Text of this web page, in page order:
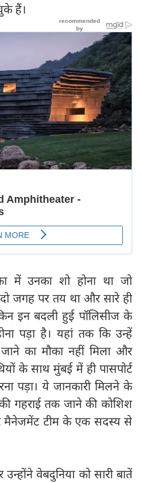
हैं।
में उनका शो होना था जो
जगह पर तय था और सारे ही
इन बदली हुई पॉलिसीज के
पड़ा है। यहां तक कि उन्हें
का मौका नहीं मिला और
के साथ मुंबई में ही पासपोर्ट
पड़ा। ये जानकारी मिलने के
गहराई तक जाने की कोशिश
मैनेजमेंट टीम के एक सदस्य से
वेबदुनिया को सारी बातें